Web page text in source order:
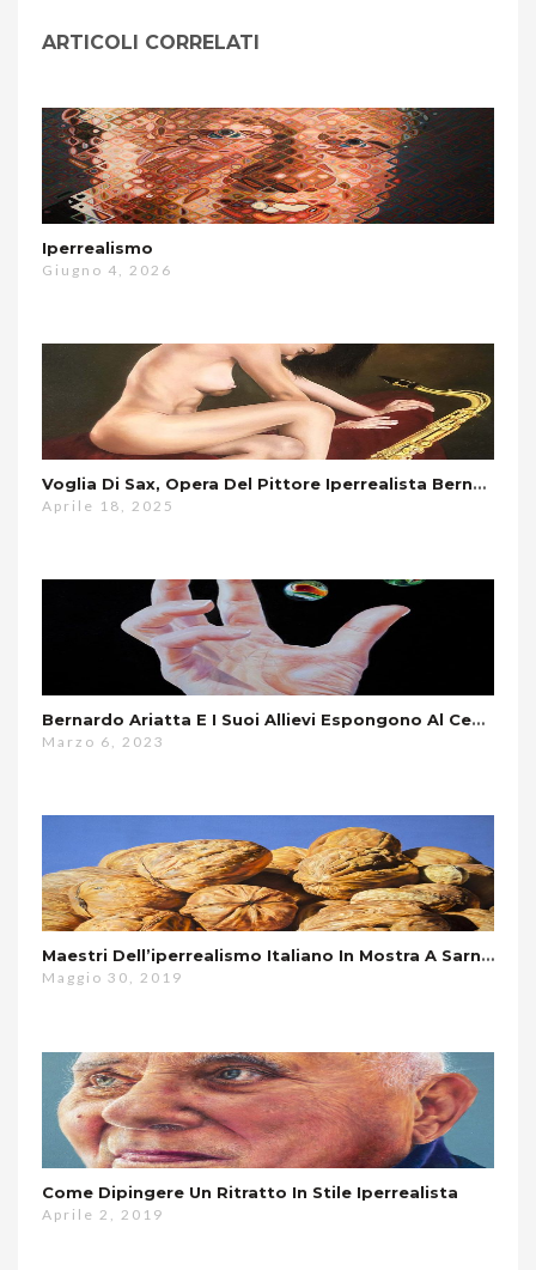
ARTICOLI CORRELATI
Iperrealismo
Giugno 4, 2026
Voglia Di Sax, Opera Del Pittore Iperrealista Bernardo Ariatta
Aprile 18, 2025
Bernardo Ariatta E I Suoi Allievi Espongono Al Centro Culturale La Canonica Di Novara
Marzo 6, 2023
Maestri Dell’iperrealismo Italiano In Mostra A Sarnico
Maggio 30, 2019
Come Dipingere Un Ritratto In Stile Iperrealista
Aprile 2, 2019